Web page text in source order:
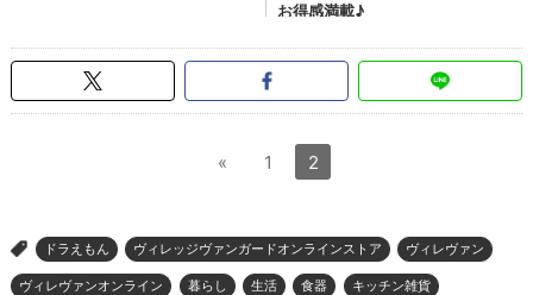
« 1 2
> ドラえもん ヴィレッジヴァンガードオンラインストア ヴィレヴァン
ヴィレヴァンオンライン 暮らし 生活 食器 キッチン雑貨